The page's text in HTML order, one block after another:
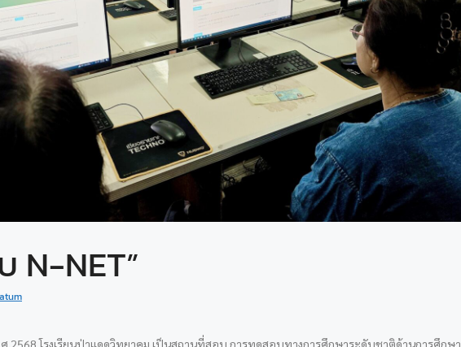
N-NET”
.2568 โรงเรียนป่าแดดวิทยาคม เป็นสถานที่สอบ การทดสอบทางการศึกษาระดับชาติด้านการศึกษา